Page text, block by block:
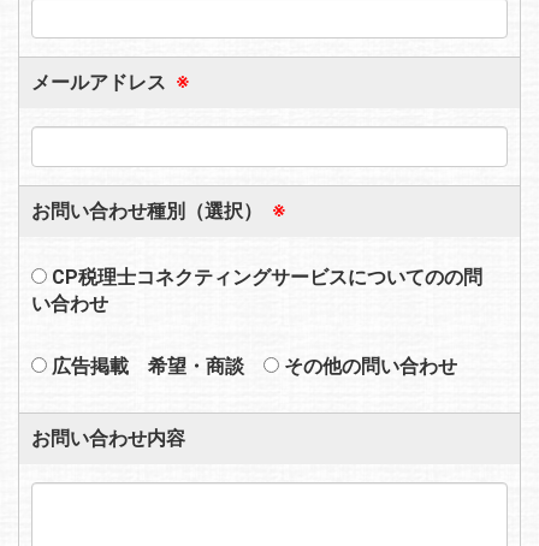
メールアドレス ※
お問い合わせ種別（選択） ※
CP税理士コネクティングサービスについてのの問
い合わせ
広告掲載 希望・商談 その他の問い合わせ
お問い合わせ内容